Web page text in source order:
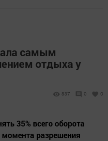
самым
отдыха у
837 0 0
35% всего оборота
момента разрешения